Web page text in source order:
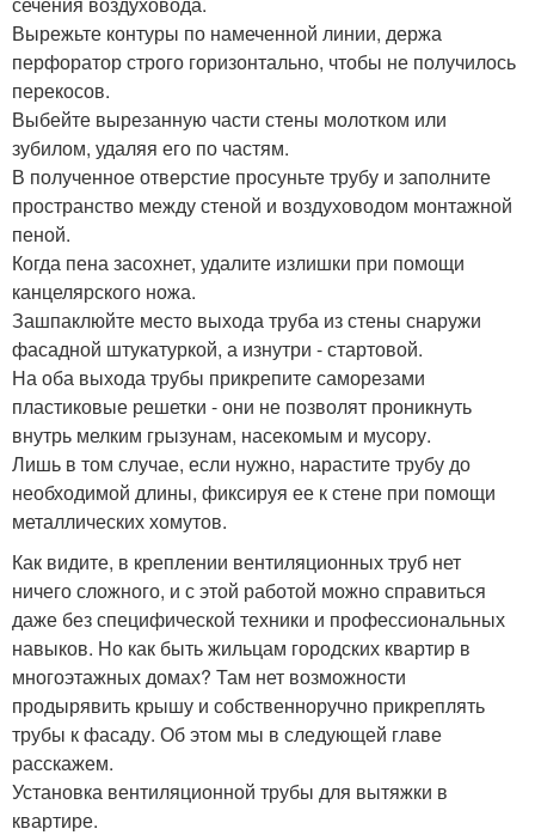
Вырежьте контуры по намеченной линии, держа
перфоратор строго горизонтально, чтобы не получилось
перекосов.
Выбейте вырезанную части стены молотком или
зубилом, удаляя его по частям.
В полученное отверстие просуньте трубу и заполните
пространство между стеной и воздуховодом монтажной
пеной.
Когда пена засохнет, удалите излишки при помощи
канцелярского ножа.
Зашпаклюйте место выхода труба из стены снаружи
фасадной штукатуркой, а изнутри - стартовой.
На оба выхода трубы прикрепите саморезами
пластиковые решетки - они не позволят проникнуть
внутрь мелким грызунам, насекомым и мусору.
Лишь в том случае, если нужно, нарастите трубу до
необходимой длины, фиксируя ее к стене при помощи
металлических хомутов.
Как видите, в креплении вентиляционных труб нет
ничего сложного, и с этой работой можно справиться
даже без специфической техники и профессиональных
навыков. Но как быть жильцам городских квартир в
многоэтажных домах? Там нет возможности
продырявить крышу и собственноручно прикреплять
трубы к фасаду. Об этом мы в следующей главе
расскажем.
Установка вентиляционной трубы для вытяжки в
квартире.